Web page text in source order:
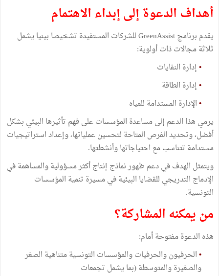
أهداف الدعوة إلى إبداء الاهتمام
يقدم برنامج GreenAssist للشركات المستفيدة تشخيصا بينيا يشمل
ثلاثة مجالات ذات أولوية:
•إدارة النفايات
•إدارة الطاقة
•الإدارة المستدامة للمياه
يرمي هذا الدعم إلى مساعدة المؤسسات على فهم تأثيرها البيئي بشكل
أفضل، وتحديد الفرص المتاحة لتحسين عملياتها، وإعداد استراتيجيات
مستدامة تتناسب مع احتياجاتها وأنشطتها.
ويتمثل الهدف في دعم ظهور نماذج إنتاج أكثر مسؤولية والمساهمة في
الإدماج التدريجي للقضايا البيئية في مسيرة تنمية المؤسسات
التونسية.
من يمكنه المشاركة؟
هذه الدعوة مفتوحة أمام:
•الحرفيون والحرفيات والمؤسسات التونسية متناهية الصغر
والصغيرة والمتوسطة (بما يشمل تجمعات